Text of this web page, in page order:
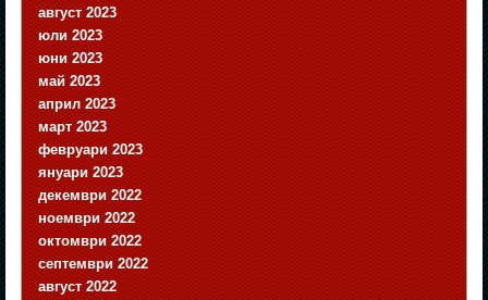
август 2023
юли 2023
юни 2023
май 2023
април 2023
март 2023
февруари 2023
януари 2023
декември 2022
ноември 2022
октомври 2022
септември 2022
август 2022